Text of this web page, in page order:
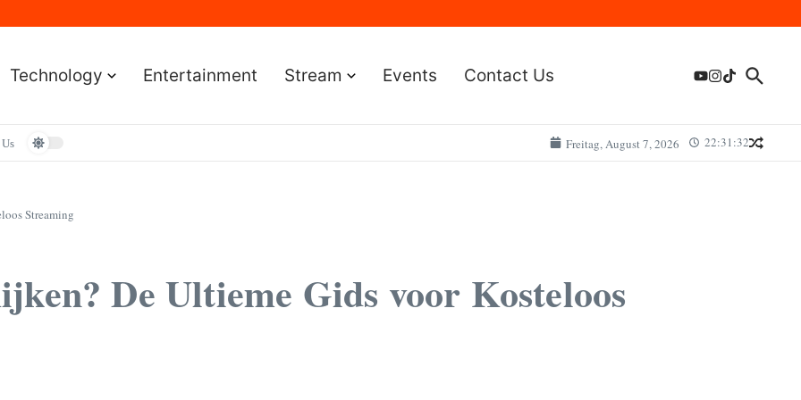
Leitfaden für Gamer
für Premium-Bildqualität
zum Vermögen und der Karriere
Technology Entertainment Stream Events Contact Us
Freitag, August 7, 2026 22:31:32
Streaming
De Ultieme Gids voor Kosteloos